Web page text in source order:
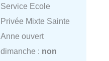
Service Ecole
Privée Mixte Sainte
Anne ouvert
dimanche : non